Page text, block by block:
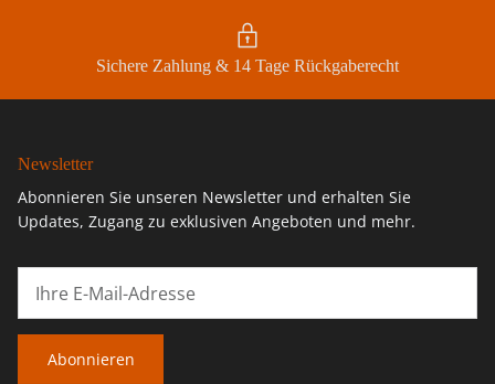
Sichere Zahlung & 14 Tage Rückgaberecht
Newsletter
Abonnieren Sie unseren Newsletter und erhalten Sie
Updates, Zugang zu exklusiven Angeboten und mehr.
Abonnieren